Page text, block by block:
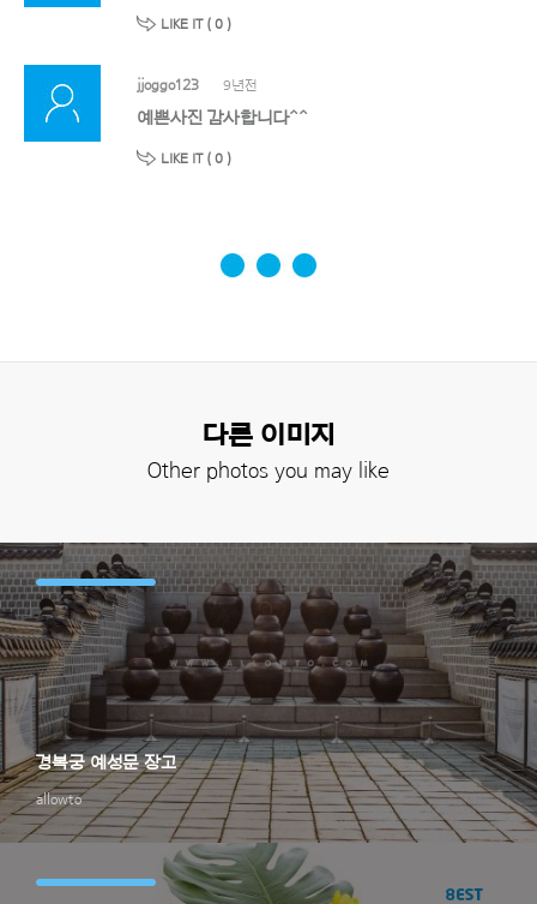
LIKE IT ( 0 )
jjoggo123 9년전
예쁜사진 감사합니다^^
LIKE IT ( 0 )
다른 이미지
Other photos you may like
allowto
경복궁 예성문 장고